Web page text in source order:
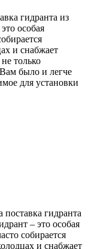
гидранта из
особая
и снабжает
только
было и легче
для установки
гидранта
– это особая
собирается
и снабжает